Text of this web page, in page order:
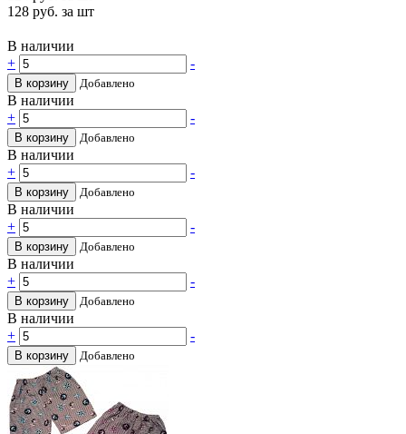
128 руб. за шт
В наличии
+
-
В корзину Добавлено
В наличии
+
-
В корзину Добавлено
В наличии
+
-
В корзину Добавлено
В наличии
+
-
В корзину Добавлено
В наличии
+
-
В корзину Добавлено
В наличии
+
-
В корзину Добавлено